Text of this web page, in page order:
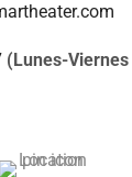
(Lunes-